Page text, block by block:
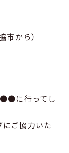
市から）
●●に行ってし
にご協力いた